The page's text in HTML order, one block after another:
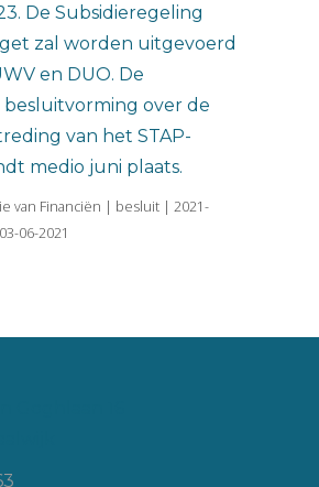
De Subsidieregeling
zal worden uitgevoerd
en DUO. De
over de
van het STAP-
medio juni plaats.
van Financiën | besluit | 2021-
06-2021